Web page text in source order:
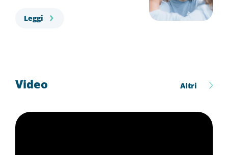
Leggi
Video Altri